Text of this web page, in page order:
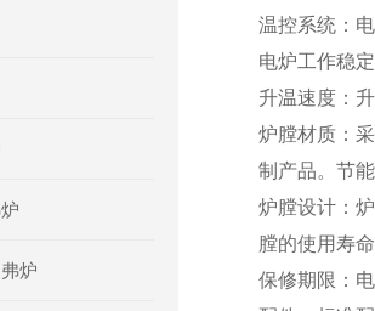
炉
温控系统：
电炉工作稳
升温速度：
炉膛材质：
制产品。节
炉膛设计：
膛的使用寿
保修期限 ：